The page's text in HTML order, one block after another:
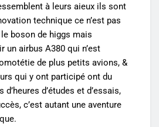
à leurs aieux ils sont
technique ce n’est pas
boson de higgs mais
un airbus A380 qui n’est
de plus petits avions, &
qui y ont participé ont du
d’études et d’essais,
c’est autant une aventure